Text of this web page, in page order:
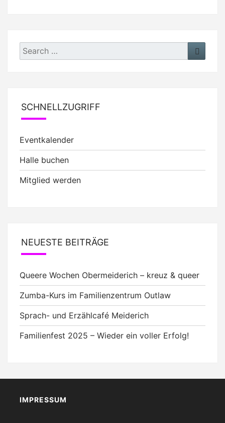
Search
for:
Search
SCHNELLZUGRIFF
Eventkalender
Halle buchen
Mitglied werden
NEUESTE BEITRÄGE
Queere Wochen Obermeiderich – kreuz & queer
Zumba-Kurs im Familienzentrum Outlaw
Sprach- und Erzählcafé Meiderich
Familienfest 2025 – Wieder ein voller Erfolg!
IMPRESSUM